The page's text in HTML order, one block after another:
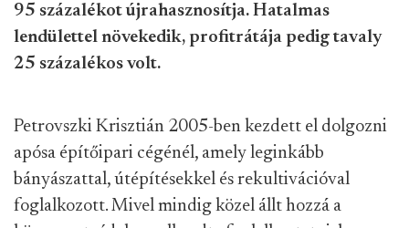
95 százalékot újrahasznosítja. Hatalmas
lendülettel növekedik, profitrátája pedig tavaly
25 százalékos volt.
Petrovszki Krisztián 2005-ben kezdett el dolgozni
apósa építőipari cégénél, amely leginkább
bányászattal, útépítésekkel és rekultivációval
foglalkozott. Mivel mindig közel állt hozzá a